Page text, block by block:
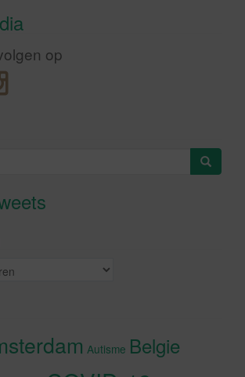
op
om marketing cookies te
Autisme Belgie